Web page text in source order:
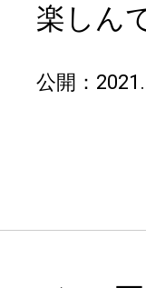
楽しん
公開：